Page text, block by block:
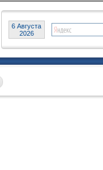
6 Августа
2026